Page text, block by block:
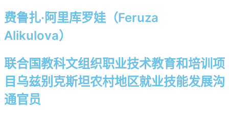
费鲁扎·阿里库罗娃（Feruza
Alikulova）
联合国教科文组织职业技术教育和培训项
目乌兹别克斯坦农村地区就业技能发展沟
通官员